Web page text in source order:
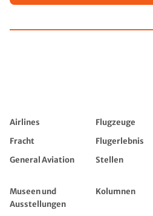
Airlines Flugzeuge
Fracht
Flugerlebnis
General Aviation
Stellen
Museen und
Ausstellungen
Kolumnen